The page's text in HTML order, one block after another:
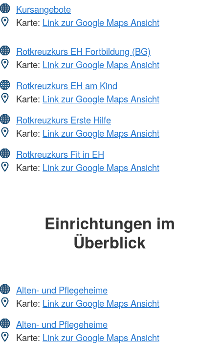
Kursangebote
Karte: Link zur Google Maps Ansicht
Rotkreuzkurs EH Fortbildung (BG)
Karte: Link zur Google Maps Ansicht
Rotkreuzkurs EH am Kind
Karte: Link zur Google Maps Ansicht
Rotkreuzkurs Erste Hilfe
Karte: Link zur Google Maps Ansicht
Rotkreuzkurs Fit in EH
Karte: Link zur Google Maps Ansicht
Einrichtungen im
Überblick
Alten- und Pflegeheime
Karte: Link zur Google Maps Ansicht
Alten- und Pflegeheime
Karte: Link zur Google Maps Ansicht